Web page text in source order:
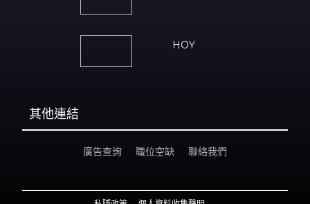
HOY
其他連結
廣告查詢 職位空缺 聯絡我們